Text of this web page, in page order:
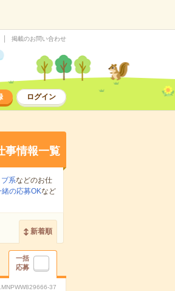
掲載のお問い合わせ
ログイン
事情報一覧
系などのお仕
の応募OKなど
新着順
一括
応募
37